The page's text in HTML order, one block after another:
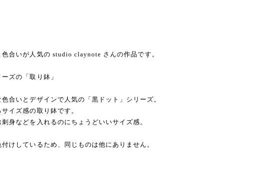
合いが人気の studio claynote さんの作品です。
ズの「取り鉢」
合いとデザインで人気の「黒ドット」シリーズ。
イズ感の取り鉢です。
身などを入れるのにちょうどいいサイズ感。
けしているため、同じものは他にありません。